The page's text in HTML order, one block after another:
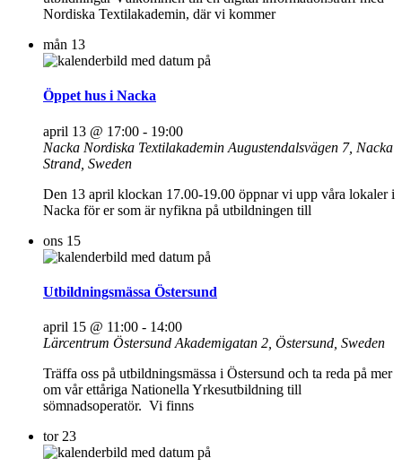
Nordiska Textilakademin, där vi kommer
mån 13
Öppet hus i Nacka
april 13 @ 17:00 - 19:00
Nacka Nordiska Textilakademin Augustendalsvägen 7, Nacka
Strand, Sweden
Den 13 april klockan 17.00-19.00 öppnar vi upp våra lokaler i
Nacka för er som är nyfikna på utbildningen till
ons 15
Utbildningsmässa Östersund
april 15 @ 11:00 - 14:00
Lärcentrum Östersund Akademigatan 2, Östersund, Sweden
Träffa oss på utbildningsmässa i Östersund och ta reda på mer
om vår ettåriga Nationella Yrkesutbildning till
sömnadsoperatör. Vi finns
tor 23